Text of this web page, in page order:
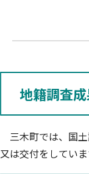
地籍調査
三木町では、国
又は交付をしていま